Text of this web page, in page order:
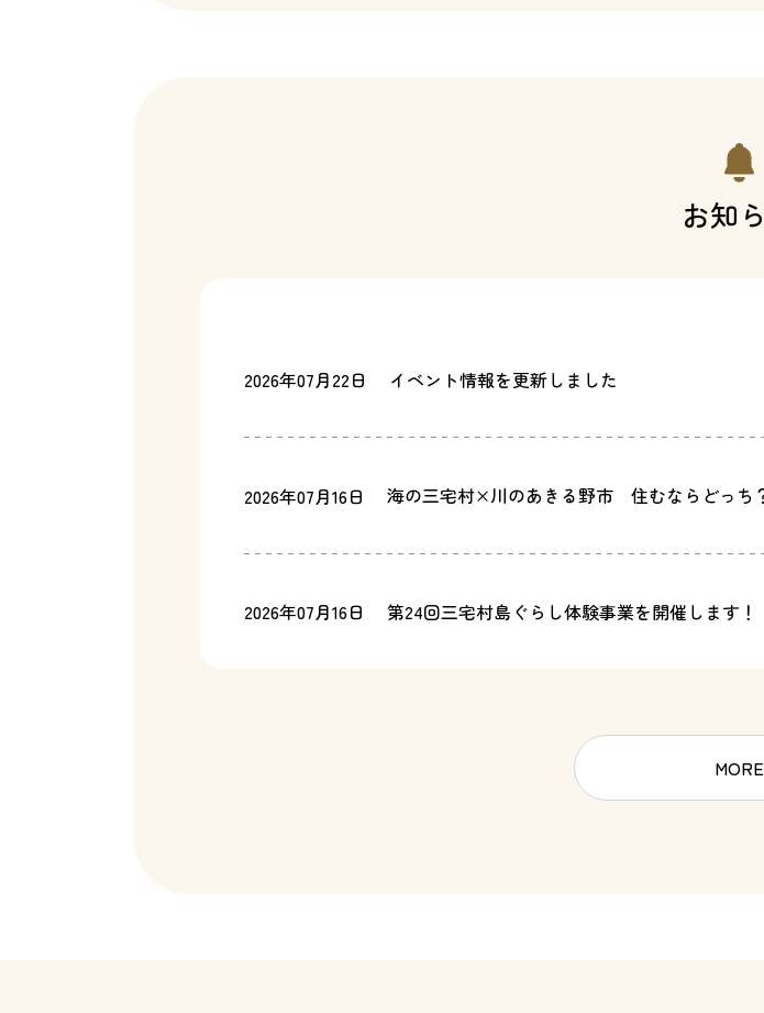
お知
2026年07月22日 イベント情報を更新しました
2026年07月16日 海の三宅村×川のあきる野市 住むならどっち
2026年07月16日 第24回三宅村島ぐらし体験事業を開催します！
MORE